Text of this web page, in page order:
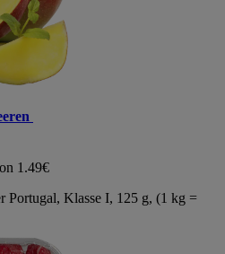
1.49€
Portugal, Klasse I, 125 g, (1 kg =